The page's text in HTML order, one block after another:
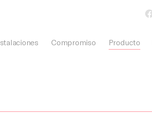
Compromiso Producto